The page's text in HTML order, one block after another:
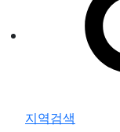
지역검색